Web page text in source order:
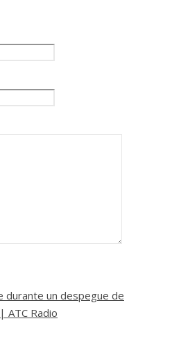
durante un despegue de
ATC Radio